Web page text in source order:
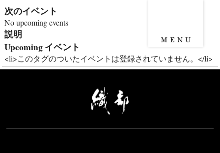
次のイベント
No upcoming events
説明
Upcoming イベント
<li>このタグのついたイベントは登録されていません。</li>